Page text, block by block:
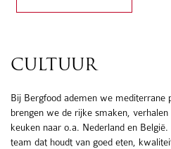
CULTUUR
Bij Bergfood ademen we mediterrane
brengen we de rijke smaken,
keuken naar o.a. Nederland en
team dat houdt van goed eten,